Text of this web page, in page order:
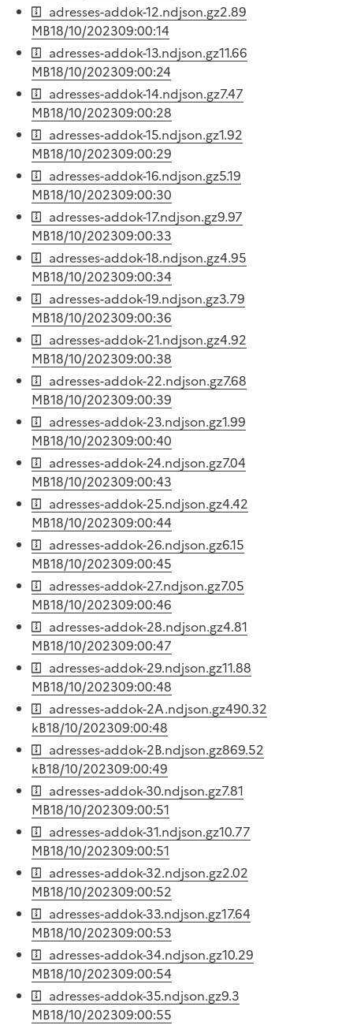
adresses-addok-12.ndjson.gz2.89
MB18/10/202309:00:14
adresses-addok-13.ndjson.gz11.66
MB18/10/202309:00:24
adresses-addok-14.ndjson.gz7.47
MB18/10/202309:00:28
adresses-addok-15.ndjson.gz1.92
MB18/10/202309:00:29
adresses-addok-16.ndjson.gz5.19
MB18/10/202309:00:30
adresses-addok-17.ndjson.gz9.97
MB18/10/202309:00:33
adresses-addok-18.ndjson.gz4.95
MB18/10/202309:00:34
adresses-addok-19.ndjson.gz3.79
MB18/10/202309:00:36
adresses-addok-21.ndjson.gz4.92
MB18/10/202309:00:38
adresses-addok-22.ndjson.gz7.68
MB18/10/202309:00:39
adresses-addok-23.ndjson.gz1.99
MB18/10/202309:00:40
adresses-addok-24.ndjson.gz7.04
MB18/10/202309:00:43
adresses-addok-25.ndjson.gz4.42
MB18/10/202309:00:44
adresses-addok-26.ndjson.gz6.15
MB18/10/202309:00:45
adresses-addok-27.ndjson.gz7.05
MB18/10/202309:00:46
adresses-addok-28.ndjson.gz4.81
MB18/10/202309:00:47
adresses-addok-29.ndjson.gz11.88
MB18/10/202309:00:48
adresses-addok-2A.ndjson.gz490.32
kB18/10/202309:00:48
adresses-addok-2B.ndjson.gz869.52
kB18/10/202309:00:49
adresses-addok-30.ndjson.gz7.81
MB18/10/202309:00:51
adresses-addok-31.ndjson.gz10.77
MB18/10/202309:00:51
adresses-addok-32.ndjson.gz2.02
MB18/10/202309:00:52
adresses-addok-33.ndjson.gz17.64
MB18/10/202309:00:53
adresses-addok-34.ndjson.gz10.29
MB18/10/202309:00:54
adresses-addok-35.ndjson.gz9.3
MB18/10/202309:00:55